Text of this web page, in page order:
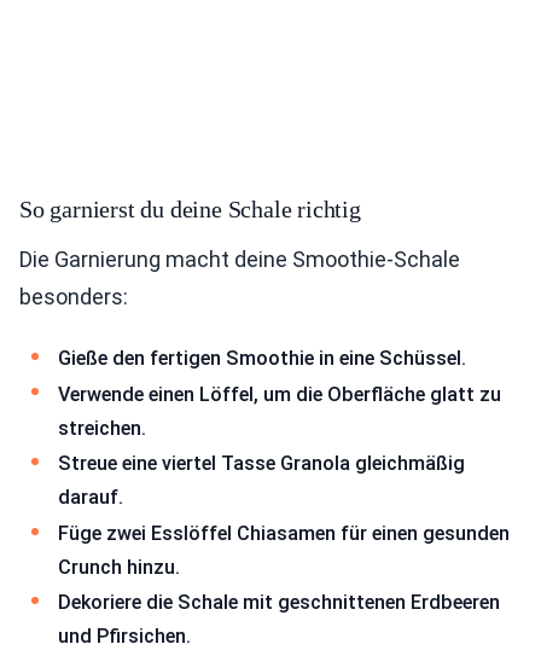
So garnierst du deine Schale richtig
Die Garnierung macht deine Smoothie-Schale
besonders:
Gieße den fertigen Smoothie in eine Schüssel.
Verwende einen Löffel, um die Oberfläche glatt zu
streichen.
Streue eine viertel Tasse Granola gleichmäßig
darauf.
Füge zwei Esslöffel Chiasamen für einen gesunden
Crunch hinzu.
Dekoriere die Schale mit geschnittenen Erdbeeren
und Pfirsichen.